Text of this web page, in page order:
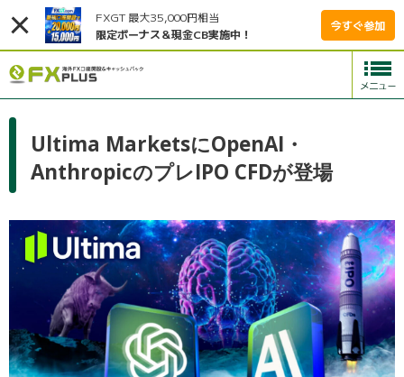
FXGT 最大35,000円相当
限定ボーナス＆現金CB実施中！
今すぐ参加
Ultima MarketsにOpenAI・
AnthropicのプレIPO CFDが登場